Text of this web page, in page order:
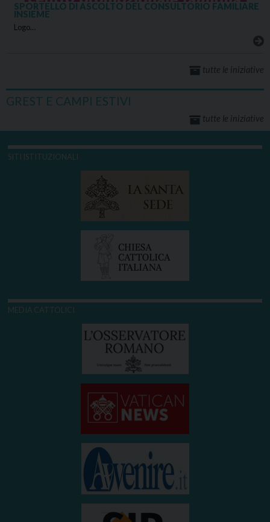
SPORTELLO DI ASCOLTO DEL CONSULTORIO FAMILIARE
INSIEME
Logo…
tutte le iniziative
GREST E CAMPI ESTIVI
tutte le iniziative
SITI ISTITUZIONALI
MEDIA CATTOLICI